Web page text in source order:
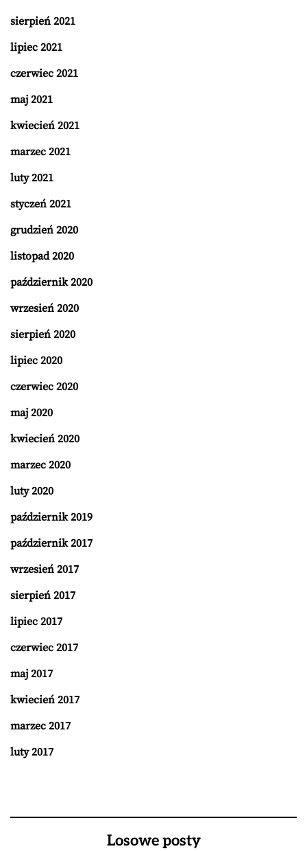
sierpień 2021
lipiec 2021
czerwiec 2021
maj 2021
kwiecień 2021
marzec 2021
luty 2021
styczeń 2021
grudzień 2020
listopad 2020
październik 2020
wrzesień 2020
sierpień 2020
lipiec 2020
czerwiec 2020
maj 2020
kwiecień 2020
marzec 2020
luty 2020
październik 2019
październik 2017
wrzesień 2017
sierpień 2017
lipiec 2017
czerwiec 2017
maj 2017
kwiecień 2017
marzec 2017
luty 2017
Losowe posty